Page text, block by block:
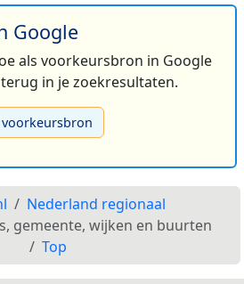
Google
als voorkeursbron in Google
in je zoekresultaten.
Nederland regionaal
gemeente, wijken en buurten
Top